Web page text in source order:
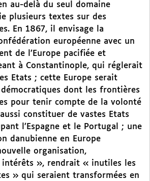
au-delà du seul domaine
plusieurs textes sur des
En 1867, il envisage la
européenne avec un
de l’Europe pacifiée et
à Constantinople, qui réglerait
Etats ; cette Europe serait
démocratiques dont les frontières
pour tenir compte de la volonté
constituer de vastes Etats
l’Espagne et le Portugal ; une
danubienne en Europe
organisation,
intérêts », rendrait « inutiles les
» qui seraient transformées en